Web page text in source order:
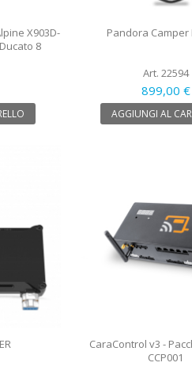
X903D-
8
Pandora Camper
Art. 22594
899,00 €
AGGIUNGI AL
CaraControl v3 -
CCP001